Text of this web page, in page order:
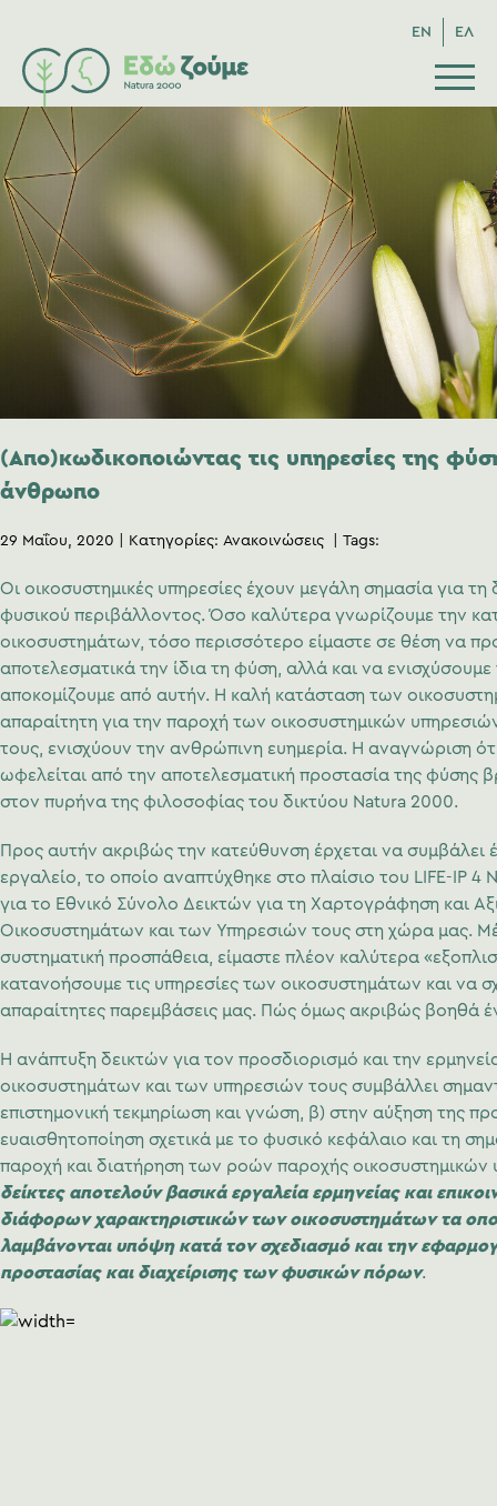
EN ΕΛ
(Απο)κωδικοποιώντας τις υπηρεσίες της
άνθρωπο
29 Μαΐου, 2020 Κατηγορίες: Ανακοινώσεις Tags:
Οι οικοσυστημικές υπηρεσίες έχουν μεγάλη σημασία για
φυσικού περιβάλλοντος. Όσο καλύτερα γνωρίζουμε την
οικοσυστημάτων, τόσο περισσότερο είμαστε σε θέση να
αποτελεσματικά την ίδια τη φύση, αλλά και να
αποκομίζουμε από αυτήν. Η καλή κατάσταση των
απαραίτητη για την παροχή των οικοσυστημικών
τους, ενισχύουν την ανθρώπινη ευημερία. Η αναγνώριση
ωφελείται από την αποτελεσματική προστασία της φύσης
στον πυρήνα της φιλοσοφίας του δικτύου Natura 2000.
Προς αυτήν ακριβώς την κατεύθυνση έρχεται να συμβάλει
εργαλείο, το οποίο αναπτύχθηκε στο πλαίσιο του LIFE-IP 4
για το Εθνικό Σύνολο Δεικτών για τη Χαρτογράφηση και
Οικοσυστημάτων και των Υπηρεσιών τους στη χώρα μας.
συστηματική προσπάθεια, είμαστε πλέον καλύτερα
κατανοήσουμε τις υπηρεσίες των οικοσυστημάτων και να
απαραίτητες παρεμβάσεις μας. Πώς όμως ακριβώς βοηθά
Η ανάπτυξη δεικτών για τον προσδιορισμό και την
οικοσυστημάτων και των υπηρεσιών τους συμβάλλει
επιστημονική τεκμηρίωση και γνώση, β) στην αύξηση της
ευαισθητοποίηση σχετικά με το φυσικό κεφάλαιο και τη
παροχή και διατήρηση των ροών παροχής οικοσυστημικών
δείκτες αποτελούν βασικά εργαλεία ερμηνείας και
διάφορων χαρακτηριστικών των οικοσυστημάτων τα
λαμβάνονται υπόψη κατά τον σχεδιασμό και την
προστασίας και διαχείρισης των φυσικών πόρων.